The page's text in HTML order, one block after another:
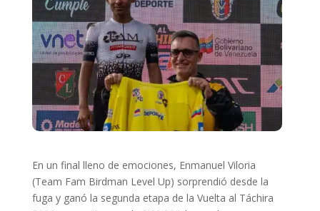
En un final lleno de emociones, Enmanuel Viloria
(Team Fam Birdman Level Up) sorprendió desde la
fuga y ganó la segunda etapa de la Vuelta al Táchira